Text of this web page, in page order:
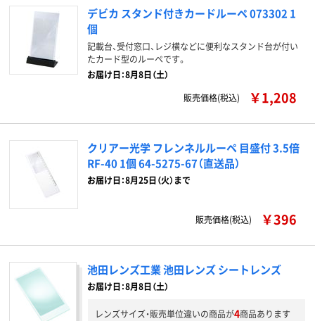
デビカ スタンド付きカードルーペ 073302 1
個
記載台、受付窓口、レジ横などに便利なスタンド台が付い
たカード型のルーペです。
お届け日：8月8日（土）
販売価格(税込)
￥1,208
クリアー光学 フレンネルルーペ 目盛付 3.5倍
RF-40 1個 64-5275-67（直送品）
お届け日：8月25日（火）まで
販売価格(税込) ￥396
池田レンズ工業 池田レンズ シートレンズ
お届け日：8月8日（土）
レンズサイズ・販売単位違いの商品が4商品あります